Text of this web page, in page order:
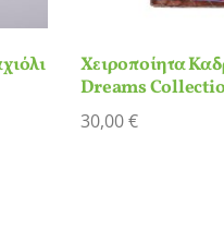
Χειροποίητα
Dreams
30,00€